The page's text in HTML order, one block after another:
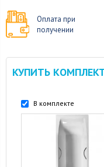
Оплата при
получении
КУПИТЬ
В комплекте